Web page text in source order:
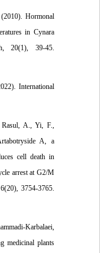
(2010). Hormonal
in Cynara
20(1), 39-45.
International
Rasul, A., Yi, F.,
A, a
cell death in
arrest at G2/M
6(20), 3754-3765.
Karbalaei,
medicinal plants